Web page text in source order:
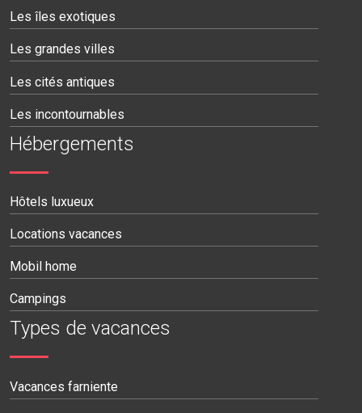
Les îles exotiques
Les grandes villes
Les cités antiques
Les incontournables
Hébergements
Hôtels luxueux
Locations vacances
Mobil home
Campings
Types de vacances
Vacances farniente